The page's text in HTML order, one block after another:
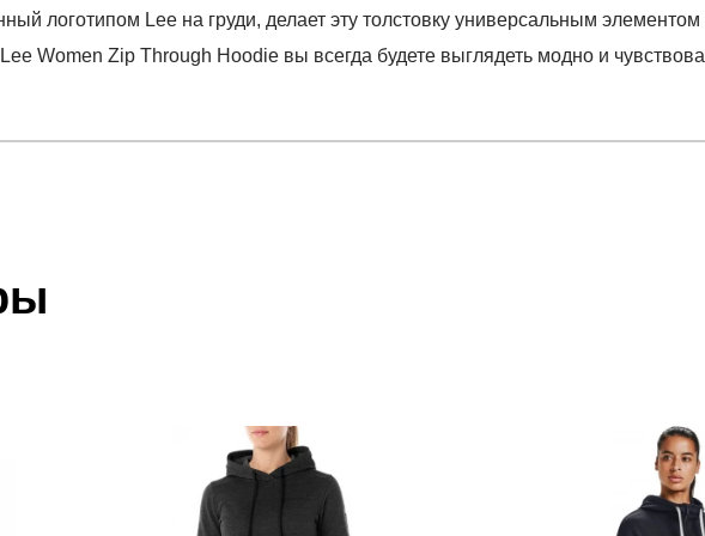
логотипом Lee на груди, делает эту толстовку универсальным
Women Zip Through Hoodie вы всегда будете выглядеть модно и
доставки